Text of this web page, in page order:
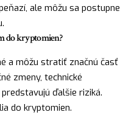
ale môžu sa postupne
do kryptomien?
a môžu stratiť značnú časť
zmeny, technické
ďalšie riziká.
do kryptomien.